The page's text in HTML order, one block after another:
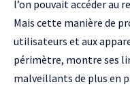
l’on pouvait accéder au
Mais cette manière de
utilisateurs et aux
périmètre, montre ses
malveillants de plus en